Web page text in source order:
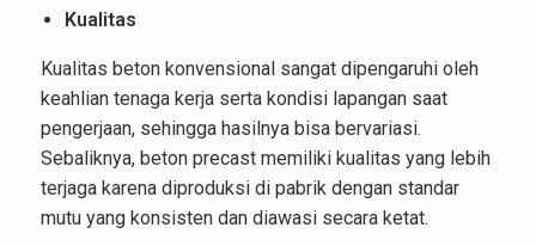
Kualitas
Kualitas beton konvensional sangat dipengaruhi oleh
keahlian tenaga kerja serta kondisi lapangan saat
pengerjaan, sehingga hasilnya bisa bervariasi.
Sebaliknya, beton precast memiliki kualitas yang lebih
terjaga karena diproduksi di pabrik dengan standar
mutu yang konsisten dan diawasi secara ketat.